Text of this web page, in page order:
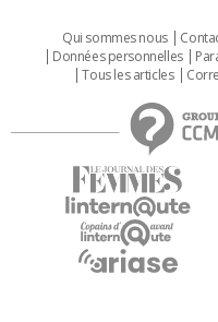
Qui sommes nous
Données personnelles
Tous les articles